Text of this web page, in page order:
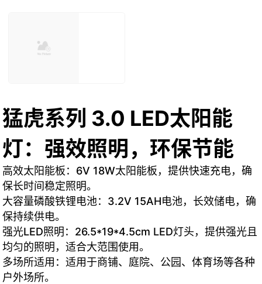
猛虎系列 3.0 LED太阳能
灯：强效照明，环保节能
高效太阳能板：6V 18W太阳能板，提供快速充电，确
保长时间稳定照明。
大容量磷酸铁锂电池：3.2V 15AH电池，长效储电，确
保持续供电。
强光LED照明：26.5*19*4.5cm LED灯头，提供强光且
均匀的照明，适合大范围使用。
多场所适用：适用于商铺、庭院、公园、体育场等各种
户外场所。